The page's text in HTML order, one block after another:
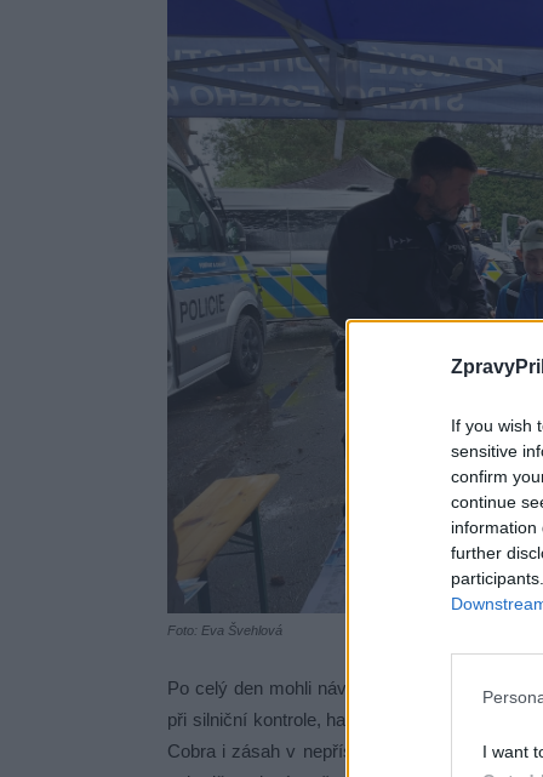
If you wish
sensitive
confirm
continue
information
further
I want
Foto: Eva Švehlová
Po celý den mohli návštěvníci sledovat řadu
při silniční kontrole, hasiči nasazení
Cobra i zásah v nepřístupném terénu. Velký